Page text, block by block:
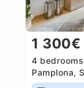
1 300€
4
Pamplona,